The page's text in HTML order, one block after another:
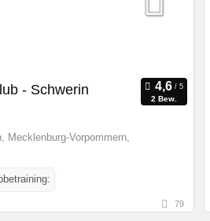
- Schwerin
2 Bew.
Mecklenburg-Vorpommern,
79